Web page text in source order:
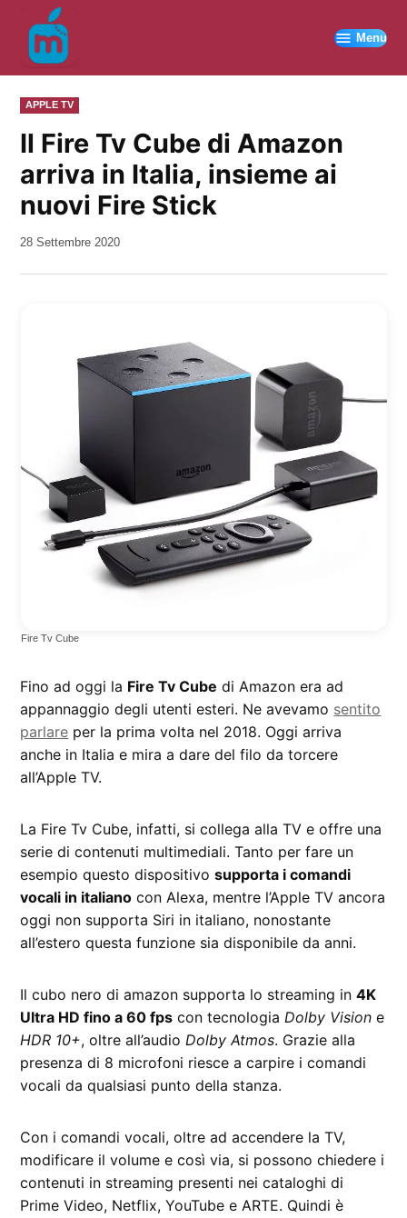
contenuto
Menu
PUBBLICATO
IN
APPLE TV
Il Fire Tv Cube di Amazon
arriva in Italia, insieme ai
nuovi Fire Stick
da
28 Settembre 2020
Fire Tv Cube
Fino ad oggi la Fire Tv Cube di Amazon era ad
appannaggio degli utenti esteri. Ne avevamo sentito
parlare per la prima volta nel 2018. Oggi arriva
anche in Italia e mira a dare del filo da torcere
all’Apple TV.
La Fire Tv Cube, infatti, si collega alla TV e offre una
serie di contenuti multimediali. Tanto per fare un
esempio questo dispositivosupporta i comandi
vocali in italiano con Alexa, mentre l’Apple TV ancora
oggi non supporta Siri in italiano, nonostante
all’estero questa funzione sia disponibile da anni.
Il cubo nero di amazon supporta lo streaming in4K
Ultra HD fino a 60 fps con tecnologiaDolby Vision e
HDR 10+, oltre all’audioDolby Atmos. Grazie alla
presenza di 8 microfoni riesce a carpire i comandi
vocali da qualsiasi punto della stanza.
Con i comandi vocali, oltre ad accendere la TV,
modificare il volume e così via, si possono chiedere i
contenuti in streaming presenti nei cataloghi di
Prime Video, Netflix, YouTube e ARTE. Quindi è